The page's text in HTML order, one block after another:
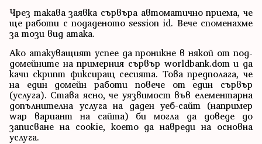
Чрез такава заявка сървъра автоматично приема, че
ще работи с подаденото session id. Вече споменахме
за този вид атака.
Ако атакуващият успее да проникне в някой от под-
домейните на примерния сървър worldbank.dom и да
качи скрипт фиксиращ сесията. Това предполага, че
на един домейн работи повече от един сървър
(услуга). Става ясно, че уязвимост във елементарна
допълнителна услуга на даден уеб-сайт (например
wap вариант на сайта) би могла да доведе до
записване на cookie, което да навреди на основна
услуга.